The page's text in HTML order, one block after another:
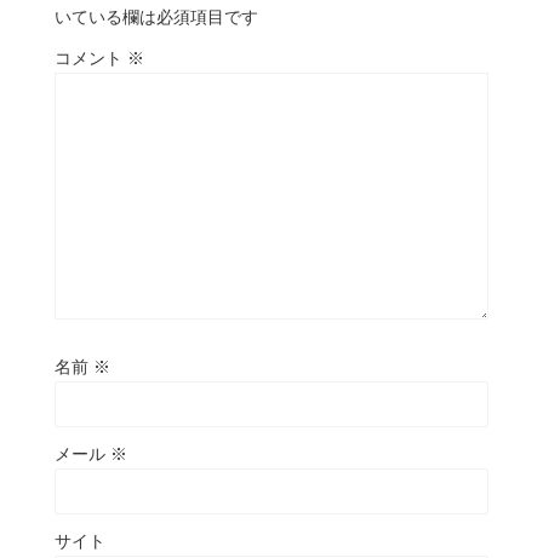
いている欄は必須項目です
コメント ※
名前 ※
メール ※
サイト